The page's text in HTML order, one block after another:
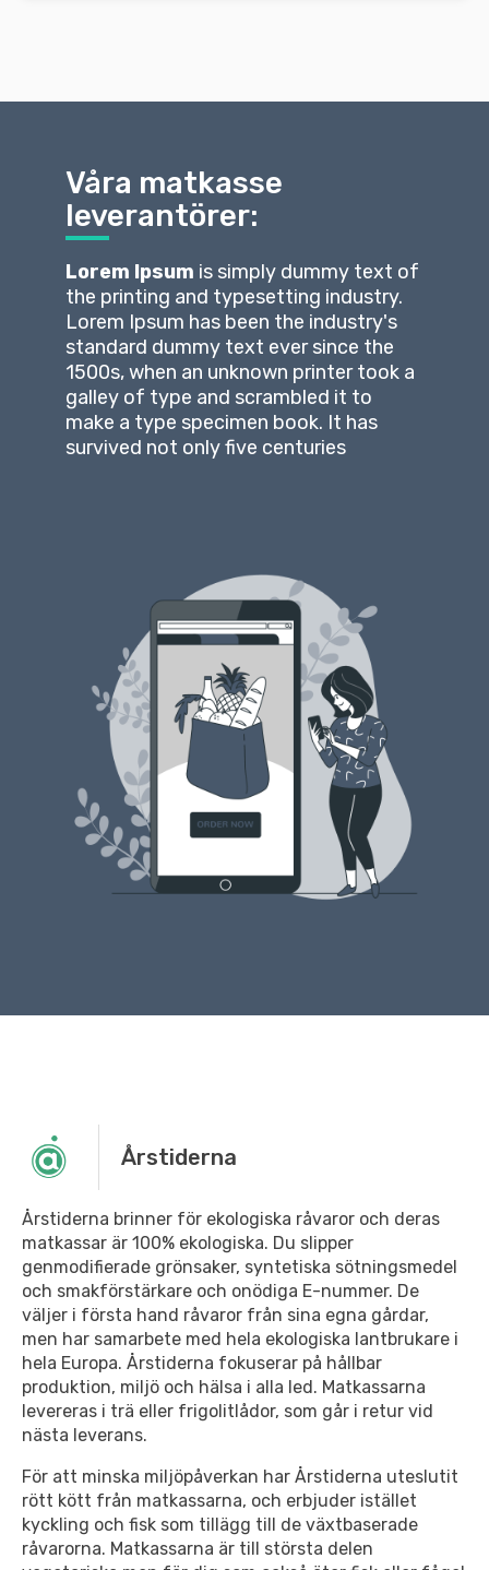
Våra matkasse
leverantörer:
Lorem Ipsum is simply dummy text of
the printing and typesetting industry.
Lorem Ipsum has been the industry's
standard dummy text ever since the
1500s, when an unknown printer took a
galley of type and scrambled it to
make a type specimen book. It has
survived not only five centuries
Årstiderna
Årstiderna brinner för ekologiska råvaror och deras
matkassar är 100% ekologiska. Du slipper
genmodifierade grönsaker, syntetiska sötningsmedel
och smakförstärkare och onödiga E-nummer. De
väljer i första hand råvaror från sina egna gårdar,
men har samarbete med hela ekologiska lantbrukare i
hela Europa. Årstiderna fokuserar på hållbar
produktion, miljö och hälsa i alla led. Matkassarna
levereras i trä eller frigolitlådor, som går i retur vid
nästa leverans.
För att minska miljöpåverkan har Årstiderna uteslutit
rött kött från matkassarna, och erbjuder istället
kyckling och fisk som tillägg till de växtbaserade
råvarorna. Matkassarna är till största delen